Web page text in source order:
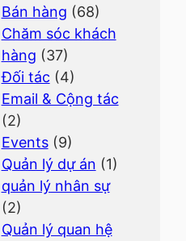
Bán hàng (68)
Chăm sóc khách
hàng (37)
Đối tác (4)
Email & Cộng tác
(2)
Events(9)
Quản lý dự án (1)
quản lý nhân sự
(2)
Quản lý quan hệ